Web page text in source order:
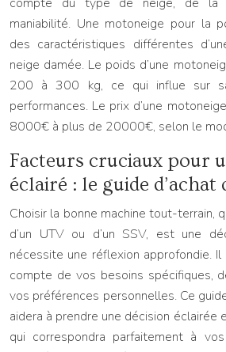
maniabilité. Une motoneige pour la
des caractéristiques différentes
neige damée. Le poids d’une
200 à 300 kg, ce qui influe sur
performances. Le prix d’une
8000€ à plus de 20000€, selon le
Facteurs cruciaux pour
éclairé : le guide d’achat
Choisir la bonne machine tout-terrain,
d’un UTV ou d’un SSV, est une
nécessite une réflexion approfondie.
compte de vos besoins spécifiques,
vos préférences personnelles. Ce
aidera à prendre une décision éclairée
qui correspondra parfaitement à